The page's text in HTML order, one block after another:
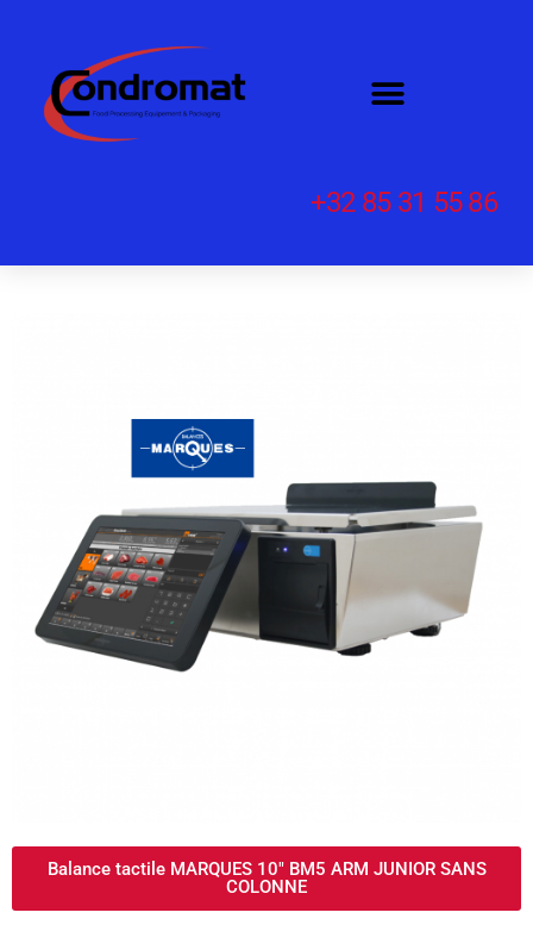
+32 85 31 55 86
Balance tactile MARQUES 10" BM5 ARM JUNIOR SANS
COLONNE